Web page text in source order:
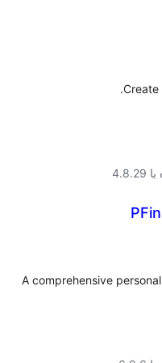
Create
A comprehensive